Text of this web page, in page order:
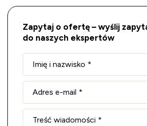
Zapytaj o ofertę – wyślij
do naszych ekspertów
Imię i nazwisko *
Adres e-mail *
Treść wiadomości *